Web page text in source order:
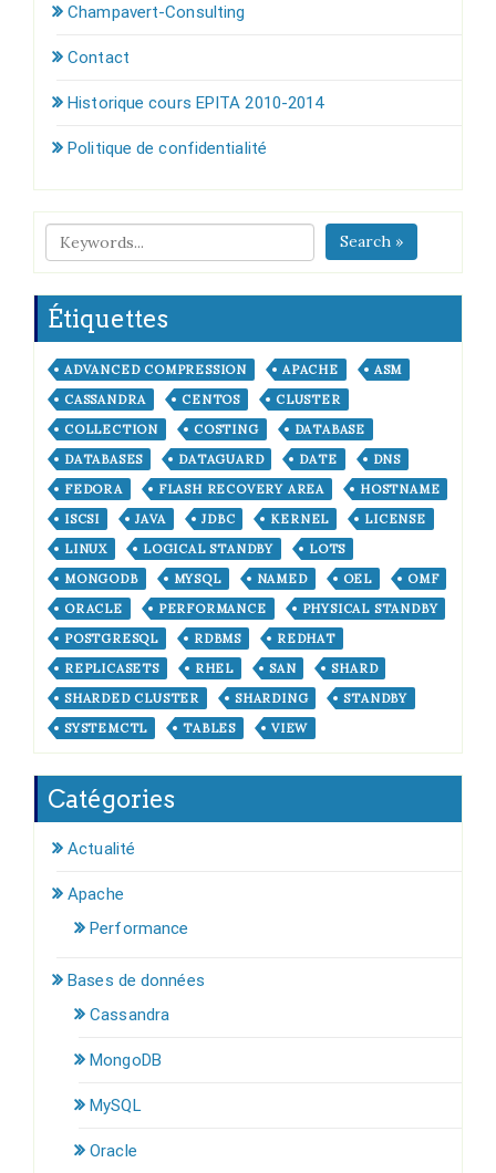
Champavert-Consulting
Contact
Historique cours EPITA 2010-2014
Politique de confidentialité
Search »
Étiquettes
ADVANCED COMPRESSION APACHE
ASM
CASSANDRA
CENTOS
CLUSTER
COLLECTION
COSTING
DATABASE
DATABASES
DATAGUARD DATE
DNS
FEDORA
FLASH RECOVERY AREA
HOSTNAME
ISCSI
JAVA JDBC KERNEL
LICENSE
LINUX
LOGICAL STANDBY
LOTS
MONGODB
MYSQL NAMED OEL
OMF
ORACLE
PERFORMANCE
PHYSICAL STANDBY
POSTGRESQL
RDBMS
REDHAT
REPLICASETS
RHEL SAN
SHARD
SHARDED CLUSTER
SHARDING
STANDBY
SYSTEMCTL
TABLES VIEW
Catégories
Actualité
Apache
Performance
Bases de données
Cassandra
MongoDB
MySQL
Oracle